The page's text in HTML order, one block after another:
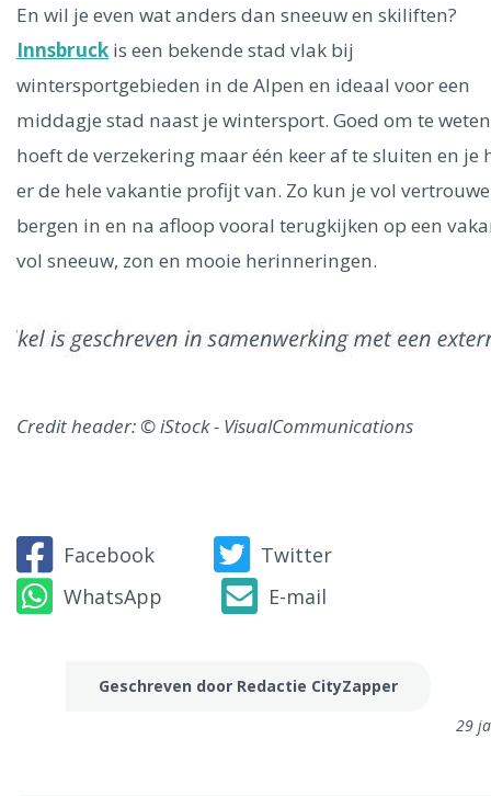
En wil je even wat anders dan sneeuw en skiliften?
Innsbruck is een bekende stad vlak bij
wintersportgebieden in de Alpen en ideaal voor een
middagje stad naast je wintersport. Goed om te
hoeft de verzekering maar één keer af te sluiten en je
er de hele vakantie profijt van. Zo kun je vol
bergen in en na afloop vooral terugkijken op een
vol sneeuw, zon en mooie herinneringen.
Credit header: © iStock - VisualCommunications
Facebook
Twitter
WhatsApp
E-mail
Geschreven door Redactie CityZapper
29